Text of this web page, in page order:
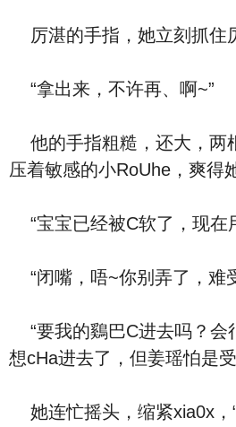
厉湛的手指，她立刻抓住
“拿出来，不许再、啊~”
他的手指粗糙，还大，两
压着敏感的小RoUhe，爽得
“宝宝已经被C软了，现在
“闭嘴，唔~你别弄了，难
“要我的鷄巴C进去吗？会
想cHa进去了，但姜瑶怕是受
她连忙摇头，缩紧xia0x，